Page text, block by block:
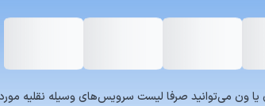
سواری یا ون می‌توانید صرفا لیست سرویس‌های وسیله نقلیه